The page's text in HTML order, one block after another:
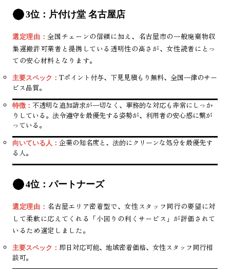
3位：片付け堂 名古屋店
選定理由：全国チェーンの信頼に加え、名古屋市の一般廃棄物収
集運搬許可業者と提携している透明性の高さが、女性読者にとっ
ての安心材料となります。
主要スペック： Tポイント付与、下見見積もり無料、全国一律のサー
ビス品質。
特徴： 不透明な追加請求が一切なく、事務的な対応も非常にしっか
りしている。法令遵守を最優先する姿勢が、利用者の安心感に繋が
っている。
向いている人： 企業の知名度と、法的にクリーンな処分を最優先す
る人。
4位：パートナーズ
選定理由： 名古屋エリア密着型で、女性スタッフ同行の要望に対
して柔軟に応えてくれる「小回りの利くサービス」が評価されて
いるため選定しました。
主要スペック： 即日対応可能、地域密着価格、女性スタッフ同行相
談可。